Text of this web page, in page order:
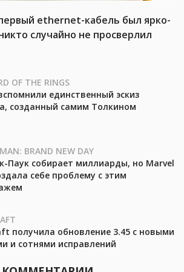
ethernet-кабель был ярко-
случайно не просверлил
OF THE RINGS
единственный эскиз
созданный самим Толкином
BRAND NEW DAY
Паук собирает миллиарды, но Marvel
себе проблему с этим
получила обновление 3.45 с новыми
и сотнями исправлений